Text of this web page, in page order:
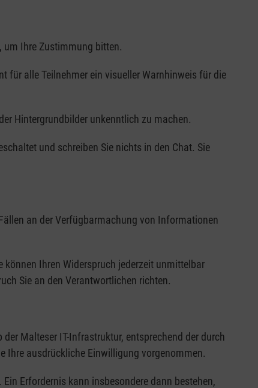
um Ihre Zustimmung bitten.
für alle Teilnehmer ein visueller Warnhinweis für die
Hintergrundbilder unkenntlich zu machen.
und schreiben Sie nichts in den Chat. Sie
an der Verfügbarmachung von Informationen
können Ihren Widerspruch jederzeit unmittelbar
Sie an den Verantwortlichen richten.
Malteser IT-Infrastruktur, entsprechend der durch
Ihre ausdrückliche Einwilligung vorgenommen.
Erfordernis kann insbesondere dann bestehen,